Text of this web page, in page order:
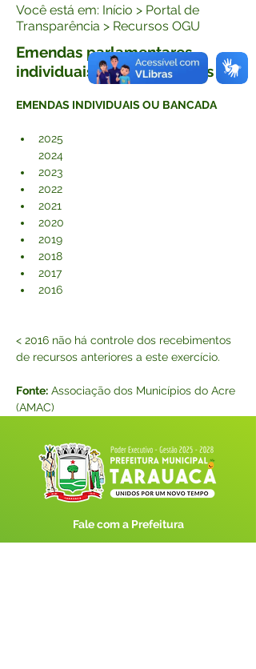
Você está em: Início > Portal de
Transparência > Recursos OGU
Emendas parlamentares
individuais ou de bancadas
EMENDAS INDIVIDUAIS OU BANCADA
2025
2024
2023
2022
2021
2020
2019
2018
2017
2016
< 2016 não há controle dos recebimentos
de recursos anteriores a este exercício.
Fonte: Associação dos Municípios do Acre
(AMAC)
Fale com a Prefeitura